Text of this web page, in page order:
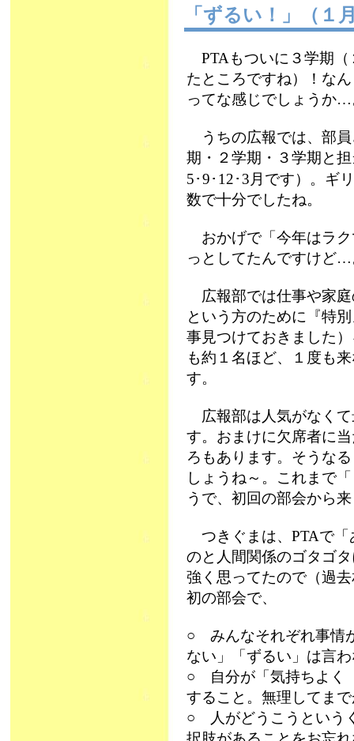
「ずるい！」（１
PTAもついに３学期（
たところですね）！な
ってな感じでしょうか
うちの広報では、部員
期・２学期・３学期と
5･9･12･3月です）。ギ
数で十分でしたね。
おかげで「今年はラク
っとしてたんですけど
広報部では仕事や家庭
という方のために『特
事見つけておきました
も約１名ほど、１度も
す。
広報部は人気がなくて
す。おまけに欠席者に
ろもあります。そうな
しょうね～。これまで
うで、初回の部会から
つきぐまは、PTAで
のと人間関係のゴタゴ
強く思ってたので（過
初の部会で、
○ みんなそれぞれ事情
ない」「ずるい」は言
○ 自分が「気持ちよく
すること。無理してま
○ 人がどうこうという